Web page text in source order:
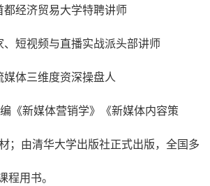
都经济贸易大学特聘讲师
、短视频与直播实战派头部讲师
媒体三维度资深操盘人
《新媒体营销学》《新媒体内容策
；由清华大学出版社正式出版，全国多
程用书。